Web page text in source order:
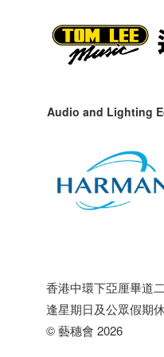
Audio and Lighting
香港中環下亞厘畢道
逢星期日及公眾假期
© 藝穗會 2026